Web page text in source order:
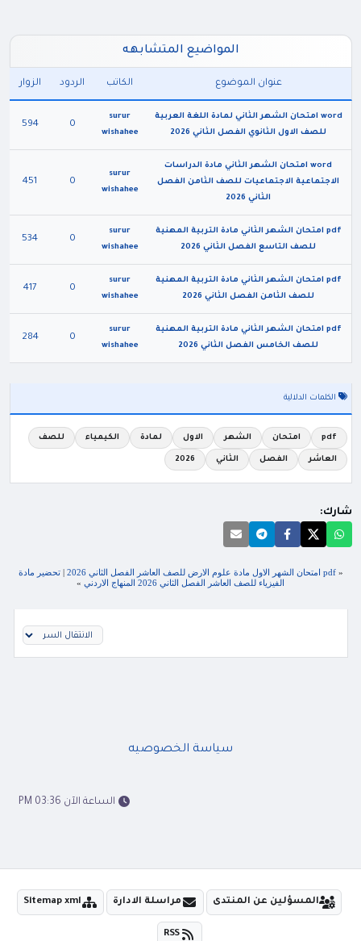
المواضيع المتشابهه
عنوان الموضوع الكاتب الردود الزوار
word امتحان الشهر الثاني لمادة اللغة العربية
للصف الاول الثانوي الفصل الثاني 2026
surur
wishahee
0
594
word امتحان الشهر الثاني مادة الدراسات
الاجتماعية الاجتماعيات للصف الثامن الفصل
الثاني 2026
surur
wishahee
0
451
pdf امتحان الشهر الثاني مادة التربية المهنية
للصف التاسع الفصل الثاني 2026
surur
wishahee
0
534
pdf امتحان الشهر الثاني مادة التربية المهنية
للصف الثامن الفصل الثاني 2026
surur
wishahee
0
417
pdf امتحان الشهر الثاني مادة التربية المهنية
للصف الخامس الفصل الثاني 2026
surur
wishahee
0
284
الكلمات الدلالية
pdf امتحان الشهر الاول لمادة الكيمياء للصف
العاشر الفصل الثاني 2026
شارك:
«pdf امتحان الشهر الاول مادة علوم الارض للصف العاشر الفصل الثاني 2026 |تحضير مادة
الفيزياء للصف العاشر الفصل الثاني 2026 المنهاج الاردني
»
سياسة الخصوصيه
الساعة الآن 03:36 PM
المسؤلين عن المنتدى مراسلة الادارة Sitemap xml
RSS